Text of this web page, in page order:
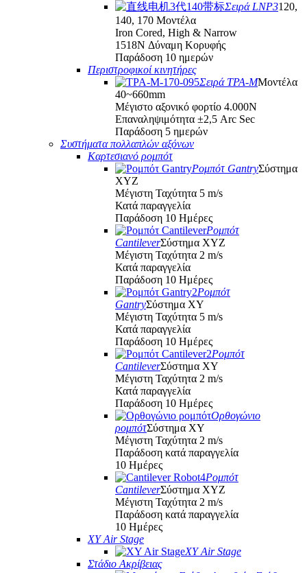
Σειρά LNP3120,
140, 170 Μοντέλα
Iron Cored, High & Narrow
1518N Δύναμη Κορυφής
Παράδοση 10 ημερών
Περιστροφικοί κινητήρες
Σειρά TPA-MΜοντέλα
40~660mm
Μέγιστο αξονικό φορτίο 4.000Ν
Επαναληψιμότητα ±2,5 Arc Sec
Παράδοση 5 ημερών
Συστήματα πολλαπλών αξόνων
Καρτεσιανό ρομπότ
Ρομπότ GantryΣύστημα
XYZ
Μέγιστη Ταχύτητα 5 m/s
Κατά παραγγελία
Παράδοση 10 Ημέρες
Ρομπότ
CantileverΣύστημα XYZ
Μέγιστη Ταχύτητα 2 m/s
Κατά παραγγελία
Παράδοση 10 Ημέρες
Ρομπότ
GantryΣύστημα XY
Μέγιστη Ταχύτητα 5 m/s
Κατά παραγγελία
Παράδοση 10 Ημέρες
Ρομπότ
CantileverΣύστημα XY
Μέγιστη Ταχύτητα 2 m/s
Κατά παραγγελία
Παράδοση 10 Ημέρες
Ορθογώνιο
ρομπότΣύστημα XY
Μέγιστη Ταχύτητα 2 m/s
Παράδοση κατά παραγγελία
10 Ημέρες
Ρομπότ
CantileverΣύστημα XYZ
Μέγιστη Ταχύτητα 2 m/s
Παράδοση κατά παραγγελία
10 Ημέρες
XY Air Stage
XY Air Stage
Στάδιο Ακρίβειας